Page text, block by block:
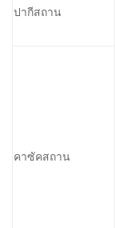
ปากีสถาน
คาซัคสถาน